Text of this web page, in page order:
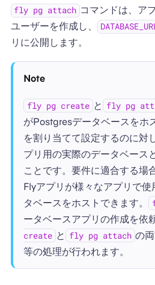
fly pg attach コマンドは、ア
ユーザーを作成し、
リに公開します。
Note
fly pg create と fly pg
がPostgresデータベースをホ
を割り当てて設定するのに対
プリ用の実際のデータベース
ことです。要件に適合する場
Flyアプリが様々なアプリで
タベースをホストできます。
ータベースアプリの作成を依
create と fly pg attach の
等の処理が行われます。